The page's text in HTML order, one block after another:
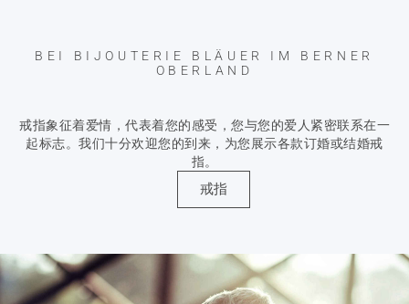
BEI BIJOUTERIE BLÄUER IM BERNER
OBERLAND
戒指象征着爱情，代表着您的感受，您与您的爱人紧密联系在一
起标志。我们十分欢迎您的到来，为您展示各款订婚或结婚戒
指。
戒指